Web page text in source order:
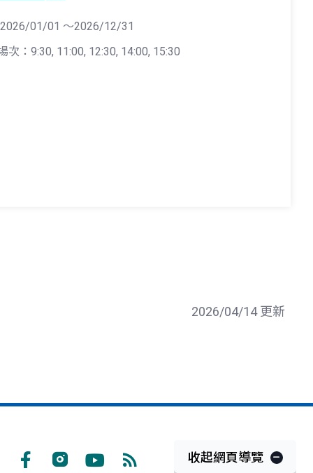
01/01 ～2026/12/31
次：9:30, 11:00, 12:30, 14:00, 15:30
2026/04/14 更新
收起網頁導覽